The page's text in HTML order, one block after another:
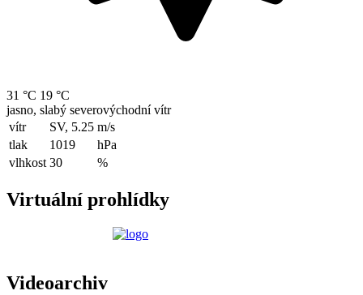
31 °C 19 °C
jasno, slabý severovýchodní vítr
vítr
SV, 5.25 m/s
tlak
1019
hPa
vlhkost 30 %
Virtuální prohlídky
Videoarchiv